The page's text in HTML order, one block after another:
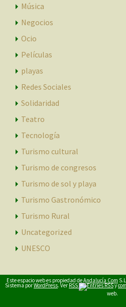
Música
Negocios
Ocio
Películas
playas
Redes Sociales
Solidaridad
Teatro
Tecnología
Turismo cultural
Turismo de congresos
Turismo de sol y playa
Turismo Gastronómico
Turismo Rural
Uncategorized
UNESCO
Este espacio web es propiedad deAndalucía Com
Sistema porWordPress. Ver RSS y
web.